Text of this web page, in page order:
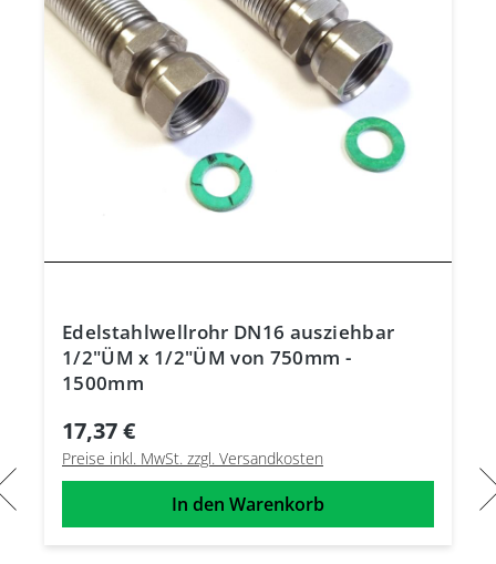
Edelstahlwellrohr DN16 ausziehbar
1/2"ÜM x 1/2"ÜM von 750mm -
1500mm
17,37 €
Preise inkl. MwSt. zzgl. Versandkosten
In den Warenkorb